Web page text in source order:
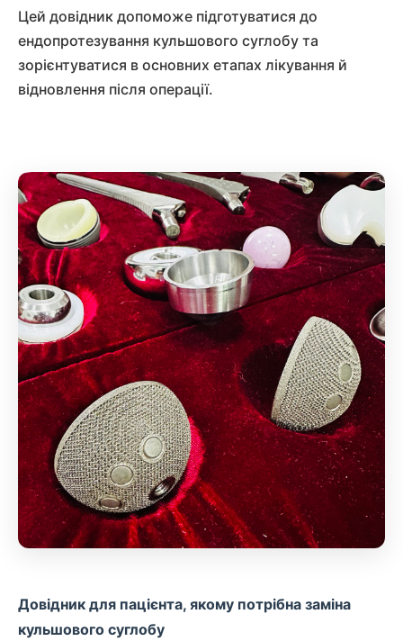
Цей довідник допоможе підготуватися до
ендопротезування кульшового суглобу та
зорієнтуватися в основних етапах лікування й
відновлення після операції.
Довідник для пацієнта, якому потрібна заміна
кульшового суглобу